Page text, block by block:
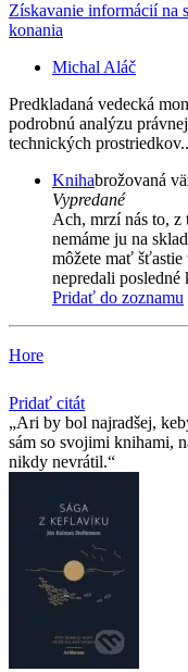
Získavanie informácií na
konania
Michal Aláč
Predkladaná vedecká
podrobnú analýzu
technických
Knihabrožovaná
Vypredané
Ach, mrzí nás to, z
nemáme ju na
môžete mať
nepredali posledné
Pridať do zoznamu
Hore
Pridať citát
Ari by bol najradšej,
sám so svojimi knihami,
nikdy nevrátil.